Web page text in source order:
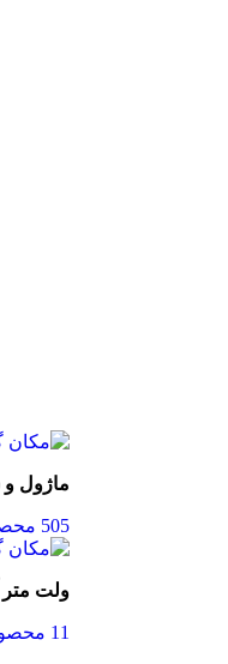
ماژول
505 محصول
ولت متر
11 محصول